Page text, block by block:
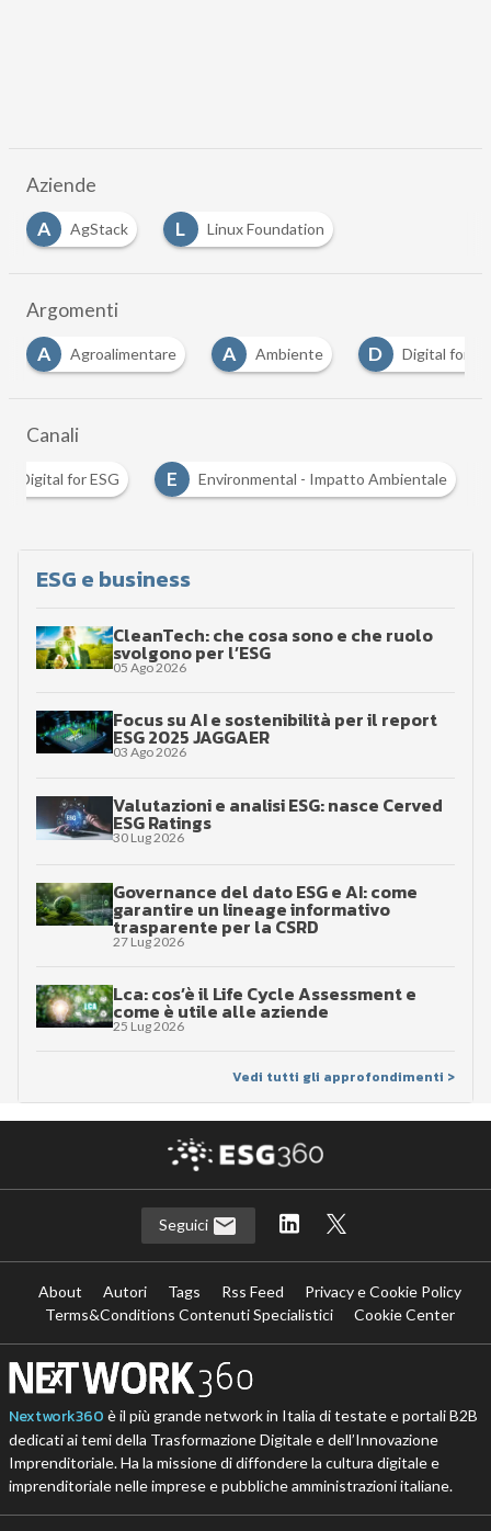
Aziende
A
AgStack L Linux Foundation
Argomenti
A
Agroalimentare A Ambiente D Digital for
Canali
Digital for ESG E Environmental - Impatto Ambientale
ESG e business
CleanTech: che cosa sono e che ruolo
svolgono per l’ESG
05 Ago 2026
Focus su AI e sostenibilità per il report
ESG 2025 JAGGAER
03 Ago 2026
Valutazioni e analisi ESG: nasce Cerved
ESG Ratings
30 Lug 2026
Governance del dato ESG e AI: come
garantire un lineage informativo
trasparente per la CSRD
27 Lug 2026
Lca: cos’è il Life Cycle Assessment e
come è utile alle aziende
25 Lug 2026
Vedi tutti gli approfondimenti >
Seguici
About Autori Tags Rss Feed
Privacy e Cookie Policy
Terms&Conditions Contenuti Specialistici
Cookie Center
Nextwork360 è il più grande network in Italia di testate e portali B2B
dedicati ai temi della Trasformazione Digitale e dell’Innovazione
Imprenditoriale. Ha la missione di diffondere la cultura digitale e
imprenditoriale nelle imprese e pubbliche amministrazioni italiane.